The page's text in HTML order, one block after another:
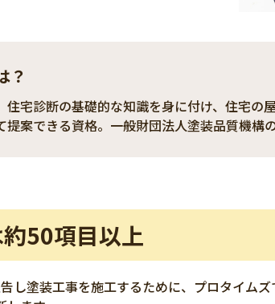
？
住宅診断の基礎的な知識を身に付け、住宅の
案できる資格。一般財団法人塗装品質機構の
50項目以上
し塗装工事を施工するために、プロタイム